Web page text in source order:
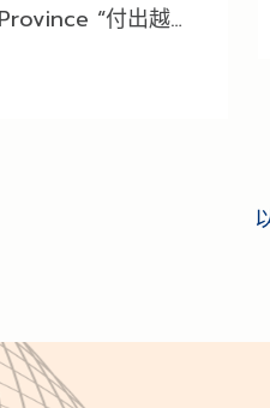
“付出越
次” Dodolove品牌